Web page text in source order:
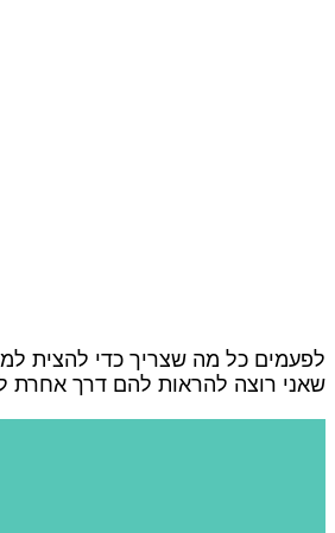
לפעמים כל מה שצריך כדי להצית
שאני רוצה להראות להם דרך אחרת